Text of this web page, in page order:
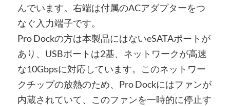
んでいます。右端は付属のACアダプターをつ
なぐ入力端子です。
Pro Dockの方は本製品にはないeSATAポートが
あり、USBポートは2基、ネットワークが高速
な10Gbpsに対応しています。このネットワー
クチップの放熱のため、Pro Dockにはファンが
内蔵されていて、このファンを一時的に停止す